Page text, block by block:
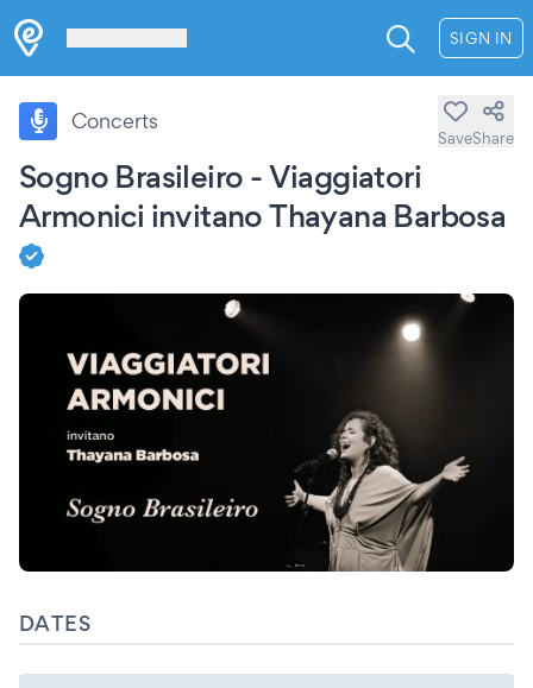
SIGN IN
Sogno Brasileiro - Viaggiatori
Armonici invitano Thayana Barbosa
Concerts
SaveShare
DATES